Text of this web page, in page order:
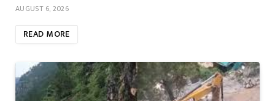
AUGUST 6, 2026
READ MORE